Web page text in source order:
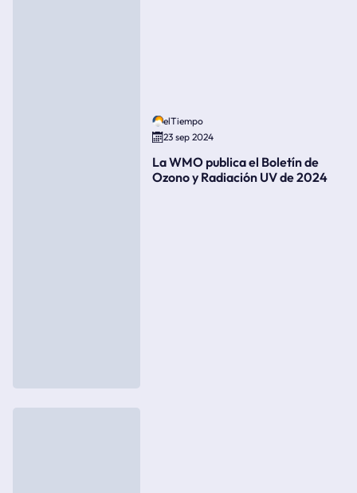
elTiempo
23 sep 2024
La WMO publica el Boletín de
Ozono y Radiación UV de 2024